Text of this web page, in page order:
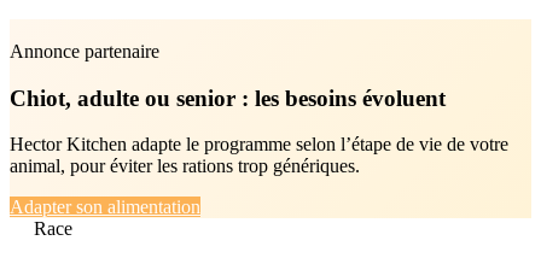
Annonce partenaire
Chiot, adulte ou senior : les besoins évoluent
Hector Kitchen adapte le programme selon l’étape de vie de votre
animal, pour éviter les rations trop génériques.
Adapter son alimentation
Race